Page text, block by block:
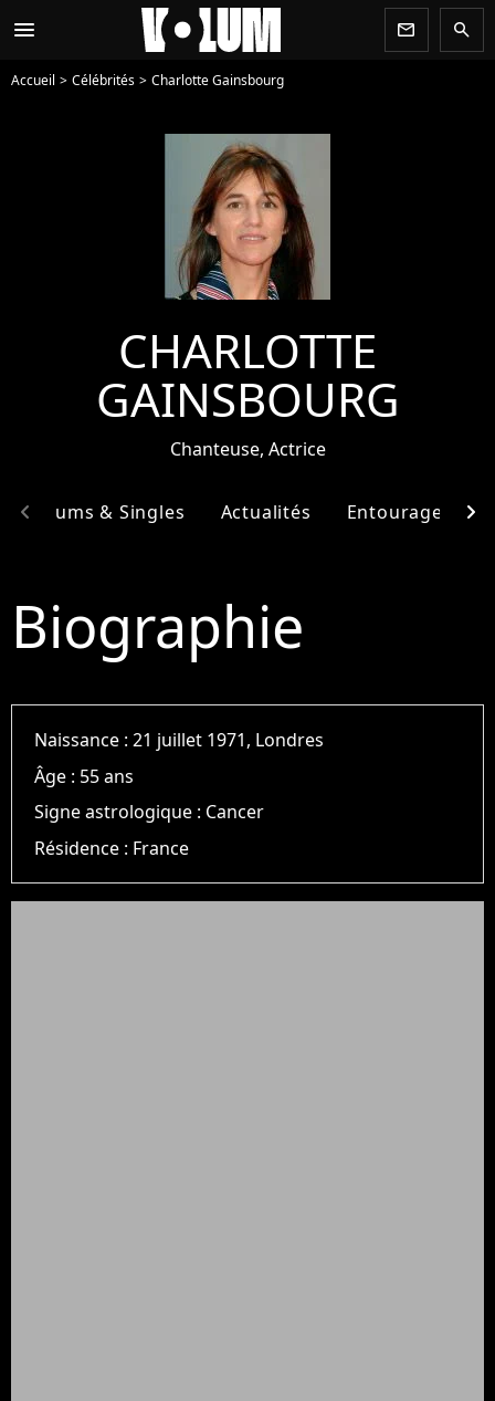
menu newsletter search
Accueil Célébrités Charlotte Gainsbourg
CHARLOTTE
GAINSBOURG
Chanteuse, Actrice
Albums & Singles Actualités Entourage
chevron_left chevron_right
Biographie
Naissance :21 juillet 1971, Londres
Âge : 55 ans
Signe astrologique : Cancer
Résidence : France